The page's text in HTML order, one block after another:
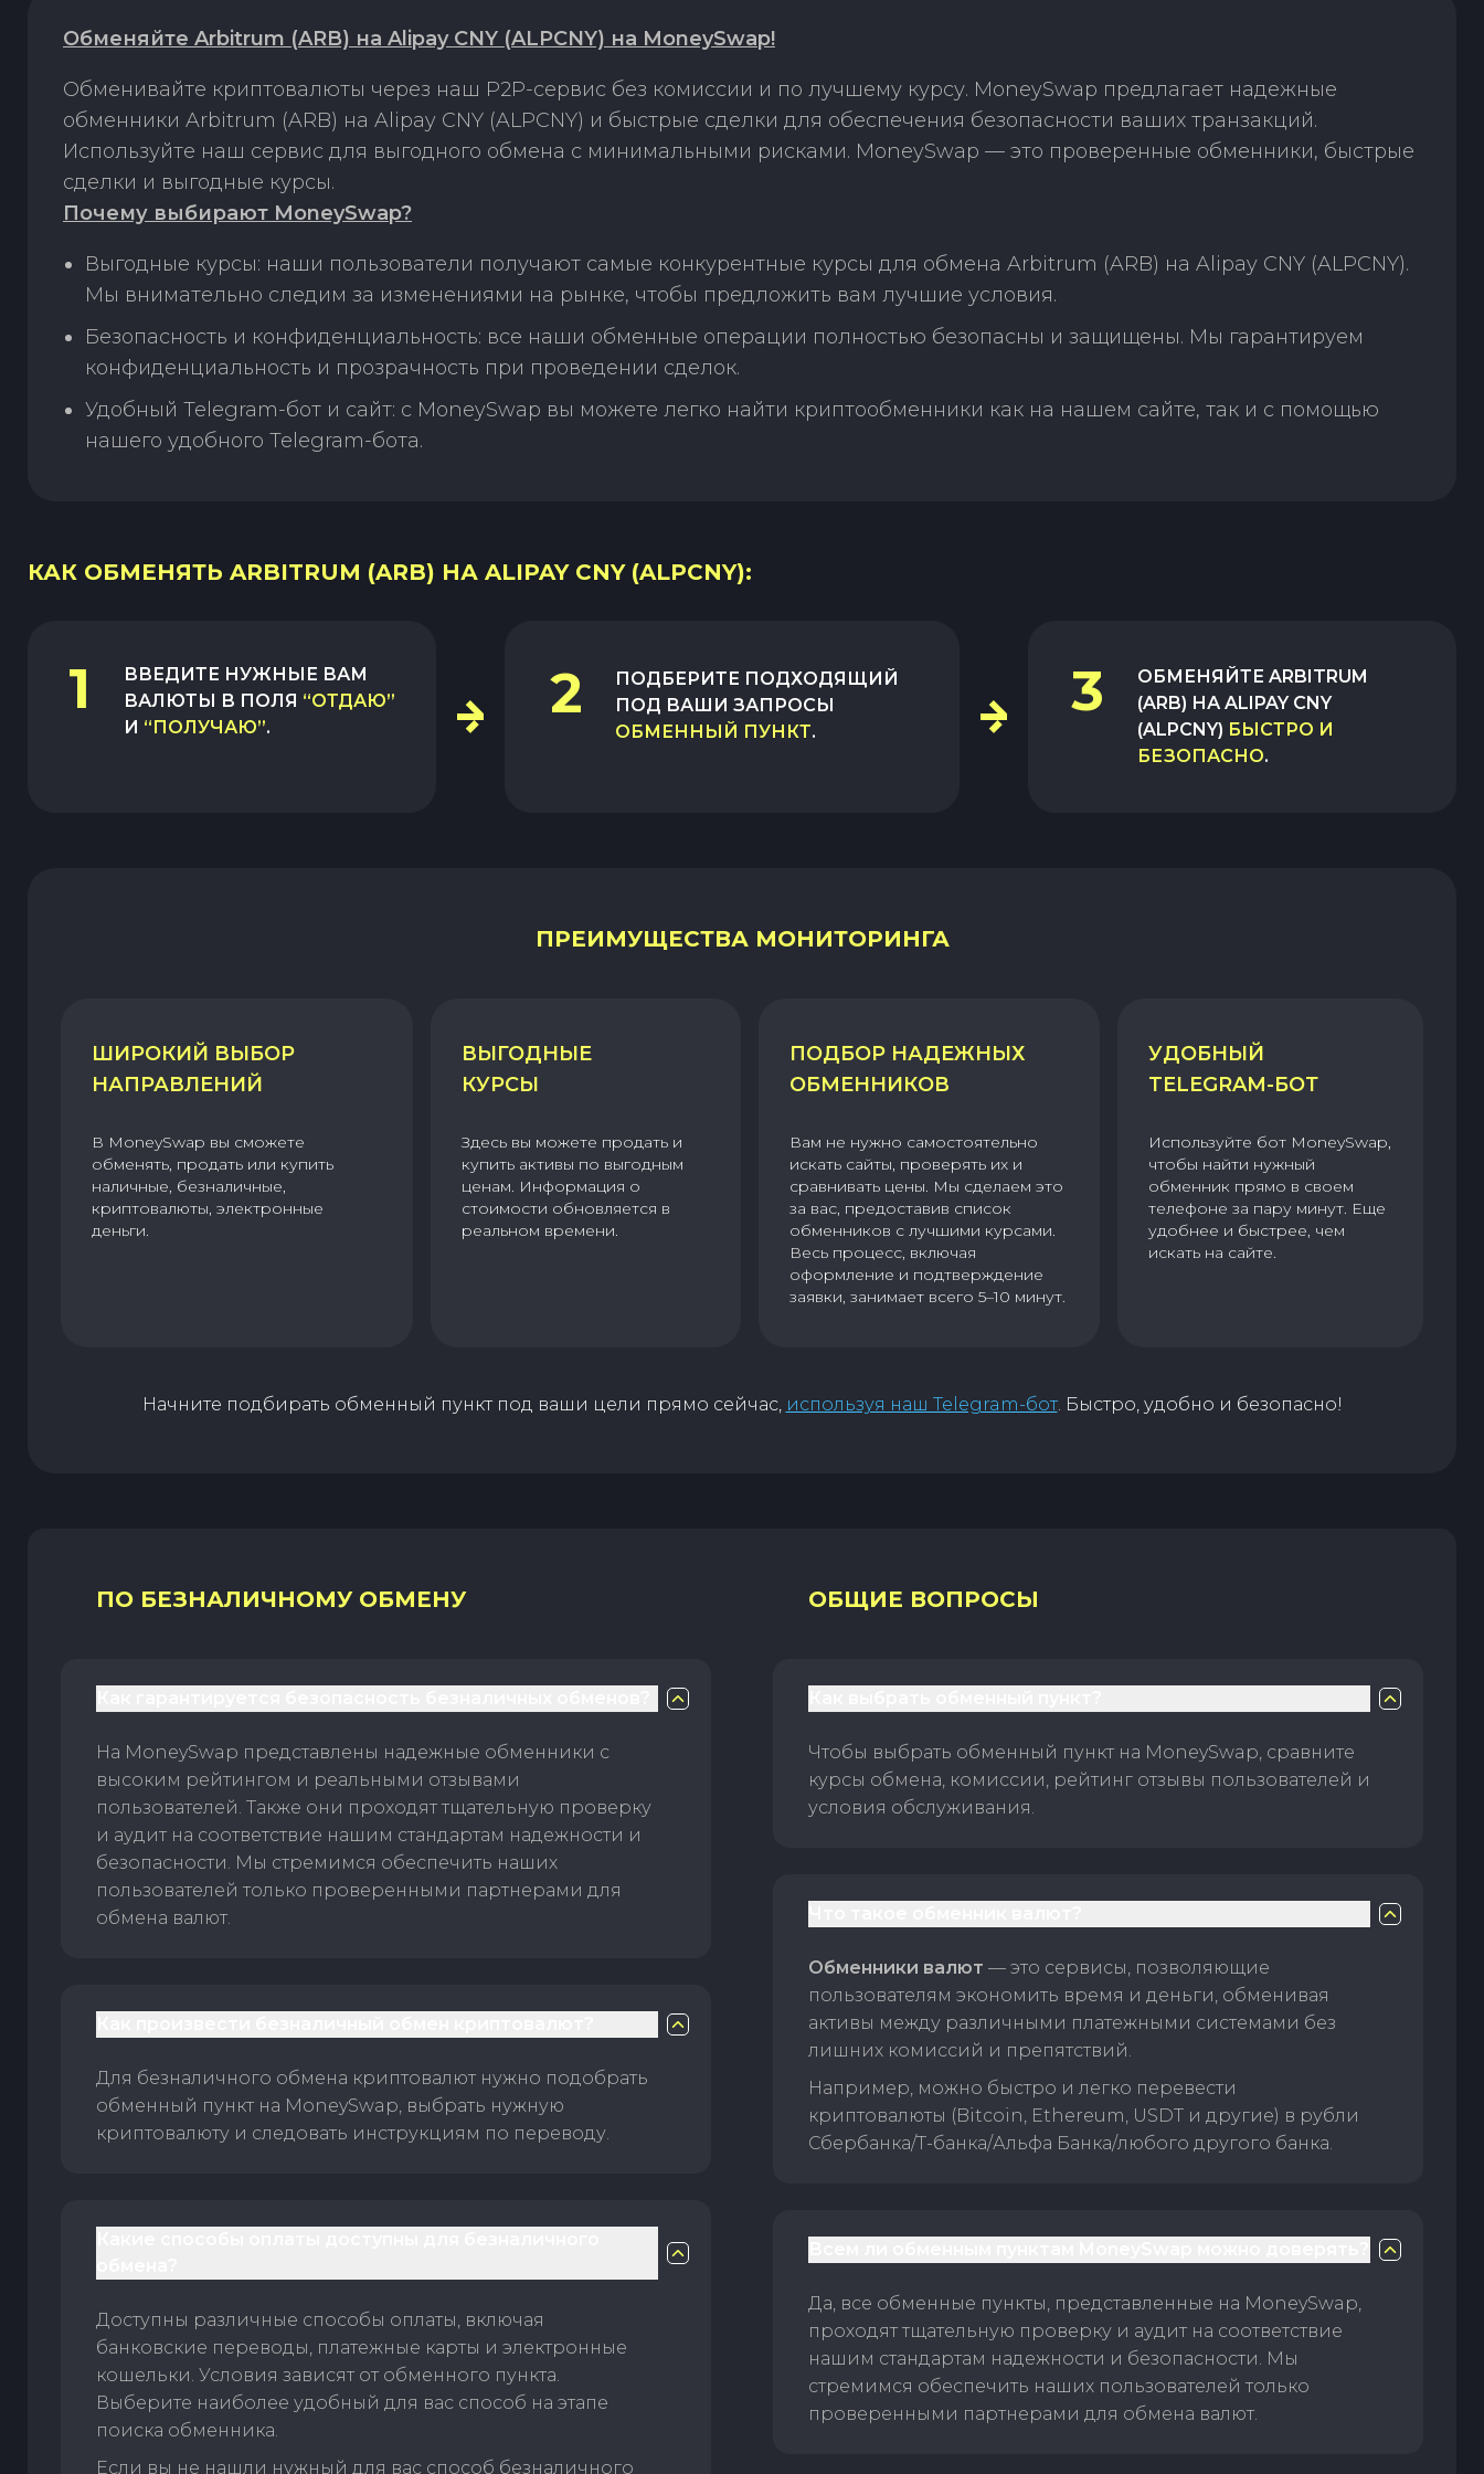
Обменяйте Arbitrum (ARB) на Alipay CNY (ALPCNY) на MoneySwap!
Обменивайте криптовалюты через наш P2P-сервис без комиссии и по лучшему курсу. MoneySwap предлагает надежные
обменники Arbitrum (ARB) на Alipay CNY (ALPCNY) и быстрые сделки для обеспечения безопасности ваших транзакций.
Используйте наш сервис для выгодного обмена с минимальными рисками. MoneySwap — это проверенные обменники, быстрые
сделки и выгодные курсы.
Почему выбирают MoneySwap?
Выгодные курсы: наши пользователи получают самые конкурентные курсы для обмена Arbitrum (ARB) на Alipay CNY (ALPCNY).
Мы внимательно следим за изменениями на рынке, чтобы предложить вам лучшие условия.
Безопасность и конфиденциальность: все наши обменные операции полностью безопасны и защищены. Мы гарантируем
конфиденциальность и прозрачность при проведении сделок.
Удобный Telegram-бот и сайт: с MoneySwap вы можете легко найти криптообменники как на нашем сайте, так и с помощью
нашего удобного Telegram-бота.
КАК ОБМЕНЯТЬ ARBITRUM (ARB) НА ALIPAY CNY (ALPCNY):
1
ВВЕДИТЕ НУЖНЫЕ ВАМ
ВАЛЮТЫ В ПОЛЯ “ОТДАЮ”
И “ПОЛУЧАЮ”.
2
ПОДБЕРИТЕ ПОДХОДЯЩИЙ
ПОД ВАШИ ЗАПРОСЫ
ОБМЕННЫЙ ПУНКТ.
3 ОБМЕНЯЙТЕARBITRUM
(ARB) НАALIPAY CNY
(ALPCNY) БЫСТРО И
БЕЗОПАСНО.
ПРЕИМУЩЕСТВА МОНИТОРИНГА
ШИРОКИЙ ВЫБОР
НАПРАВЛЕНИЙ
В MoneySwap вы сможете
обменять, продать или купить
наличные, безналичные,
криптовалюты, электронные
деньги.
ВЫГОДНЫЕ
КУРСЫ
Здесь вы можете продать и
купить активы по выгодным
ценам. Информация о
стоимости обновляется в
реальном времени.
ПОДБОР НАДЕЖНЫХ
ОБМЕННИКОВ
Вам не нужно самостоятельно
искать сайты, проверять их и
сравнивать цены. Мы сделаем это
за вас, предоставив список
обменников с лучшими курсами.
Весь процесс, включая
оформление и подтверждение
заявки, занимает всего 5–10 минут.
УДОБНЫЙ
TELEGRAM-БОТ
Используйте бот MoneySwap,
чтобы найти нужный
обменник прямо в своем
телефоне за пару минут. Еще
удобнее и быстрее, чем
искать на сайте.
Начните подбирать обменный пункт под ваши цели прямо сейчас, используя наш Telegram-бот. Быстро, удобно и безопасно!
ПО БЕЗНАЛИЧНОМУ ОБМЕНУ
На MoneySwap представлены надежные обменники с
высоким рейтингом и реальными отзывами
пользователей. Также они проходят тщательную проверку
и аудит на соответствие нашим стандартам надежности и
безопасности. Мы стремимся обеспечить наших
пользователей только проверенными партнерами для
обмена валют.
Для безналичного обмена криптовалют нужно подобрать
обменный пункт на MoneySwap, выбрать нужную
криптовалюту и следовать инструкциям по переводу.
Доступны различные способы оплаты, включая
банковские переводы, платежные карты и электронные
кошельки. Условия зависят от обменного пункта.
Выберите наиболее удобный для вас способ на этапе
поиска обменника.
Если вы не нашли нужный для вас способ безналичного
ОБЩИЕ ВОПРОСЫ
Чтобы выбрать обменный пункт на MoneySwap, сравните
курсы обмена, комиссии, рейтинг отзывы пользователей и
условия обслуживания.
Обменники валют — это сервисы, позволяющие
пользователям экономить время и деньги, обменивая
активы между различными платежными системами без
лишних комиссий и препятствий.
Например, можно быстро и легко перевести
криптовалюты (Bitcoin, Ethereum, USDT и другие) в рубли
Сбербанка/Т-банка/Альфа Банка/любого другого банка.
Да, все обменные пункты, представленные на MoneySwap,
проходят тщательную проверку и аудит на соответствие
нашим стандартам надежности и безопасности. Мы
стремимся обеспечить наших пользователей только
проверенными партнерами для обмена валют.